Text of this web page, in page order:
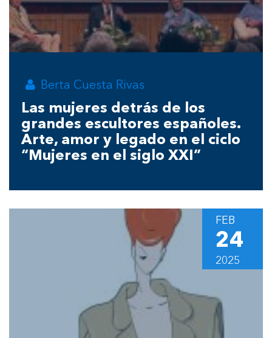
Berta Cuesta Rivas
Las mujeres detrás de los
grandes escultores españoles.
Arte, amor y legado en el ciclo
“Mujeres en el siglo XXI”
FEB
24
2025